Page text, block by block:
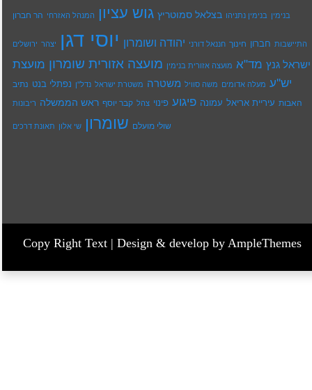
בנימין בנימין נתניהו בצלאל סמוטריץ גוש עציון המנהל האזרחי הר חברון
התיישבות חברון חינוך חננאל דורני יהודה ושומרון יוסי דגן יצהר ירושלים
ישראל גנץ מד"א מועצה אזורית בנימין מועצה אזורית שומרון מועצת
יש''ע מעלה אדומים משה סוויל משטרה משטרת ישראל נדל''ן נפתלי בנט נתיב
האבות עיריית אריאל עמונה פיגוע פינוי צהל קבר יוסף ראש הממשלה ריבונות
שולי מועלם שומרון שי אלון תאונת דרכים
Copy Right Text | Design & develop by AmpleThemes